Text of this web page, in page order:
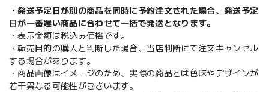
・発送予定日が別の商品を同時に予約注文された場合、発送予定
日が一番遅い商品に合わせて一括で発送となります。
・表示金額は税込み価格です。
・転売目的の購入と判断した場合、当店判断にて注文キャンセル
する場合があります。
・商品画像はイメージのため、実際の商品とは色味やデザインが
若干異なる可能性がございます。